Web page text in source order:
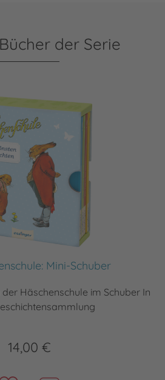
der Serie
Mini-Schuber
Häschenschule im Schuber In
14,00 €